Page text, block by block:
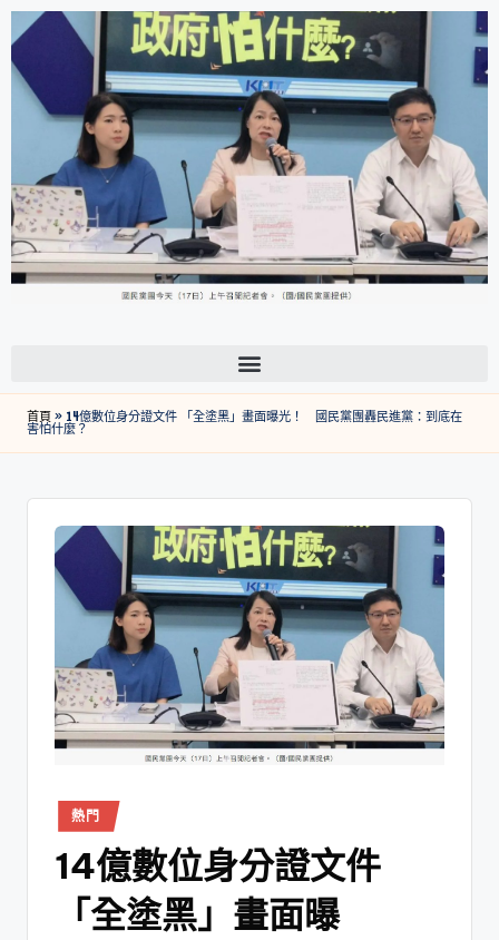
首頁» 14億數位身分證文件 「全塗黑」畫面曝光！ 國民黨團轟民進黨：到底在
害怕什麼？
熱門
14億數位身分證文件
「全塗黑」畫面曝